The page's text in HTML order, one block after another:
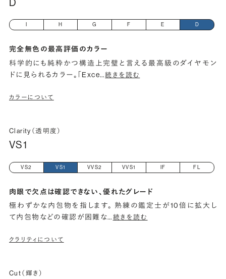
H G F E D
完全無色の最高評価のカラー
科学的にも純粋かつ構造上完璧と言える最高級のダイヤモン
ドに見られるカラー。「Exce…続きを読む
カラーについて
Clarity（透明度）
VS1
VS2 VS1 VVS2 VVS1 IF FL
肉眼で欠点は確認できない、優れたグレード
極わずかな内包物を指します。 熟練の鑑定士が10倍に拡大し
て内包物などの確認が困難な…続きを読む
クラリティについて
Cut（輝き）